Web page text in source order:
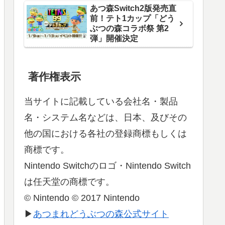
あつ森Switch2版発売直
前！テト1カップ「どう
ぶつの森コラボ祭 第2
弾」開催決定
著作権表示
当サイトに記載している会社名・製品
名・システム名などは、日本、及びその
他の国における各社の登録商標もしくは
商標です。
Nintendo Switchのロゴ・Nintendo Switch
は任天堂の商標です。
© Nintendo © 2017 Nintendo
▶ あつまれどうぶつの森公式サイト